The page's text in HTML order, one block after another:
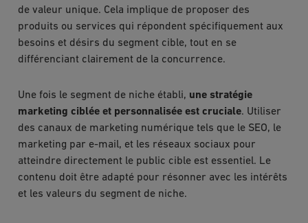
de valeur unique. Cela implique de proposer des
produits ou services qui répondent spécifiquement aux
besoins et désirs du segment cible, tout en se
différenciant clairement de la concurrence.
Une fois le segment de niche établi, une stratégie
marketing ciblée et personnalisée est cruciale. Utiliser
des canaux de marketing numérique tels que le SEO, le
marketing par e-mail, et les réseaux sociaux pour
atteindre directement le public cible est essentiel. Le
contenu doit être adapté pour résonner avec les intérêts
et les valeurs du segment de niche.